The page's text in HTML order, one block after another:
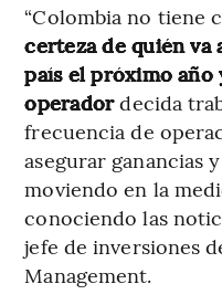
“Colombia no tiene
certeza de quién va
país el próximo año
operadordecida
frecuencia de
asegurar ganancias
moviendo en la
conociendo las
jefe de inversiones
Management.